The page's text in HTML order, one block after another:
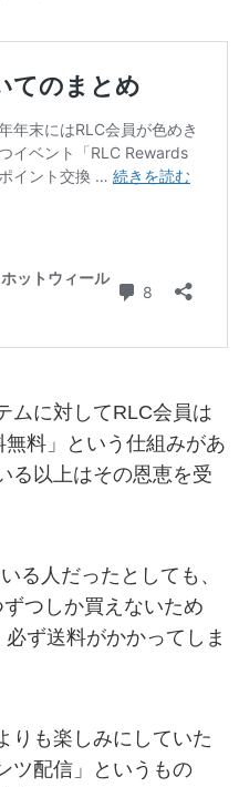
ムに対してRLC会員は
無料」という仕組みがあ
る以上はその恩恵を受
る人だったとしても、
つしか買えないため
ず送料がかかってしま
りも楽しみにしていた
ツ配信」というもの